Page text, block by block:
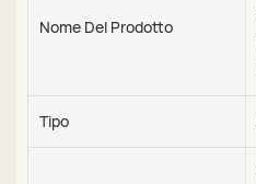
Nome Del Prodotto
Tipo